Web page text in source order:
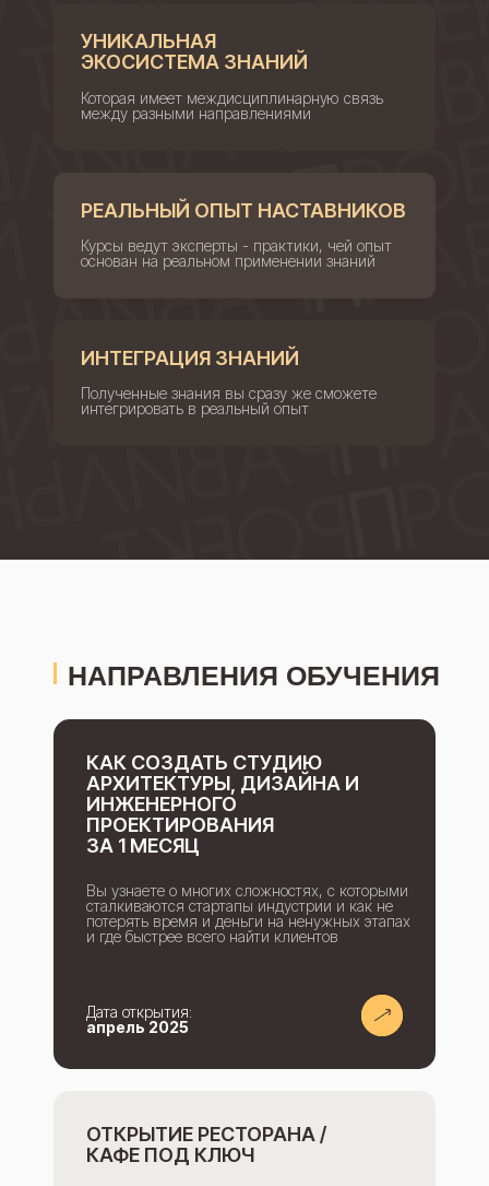
ИНТЕГРАЦИЯ ЗНАНИЙ
Полученные знания вы сразу же сможете
интегрировать в реальный опыт
УНИКАЛЬНАЯ
ЭКОСИСТЕМА ЗНАНИЙ
Которая имеет междисциплинарную связь
между разными направлениями
РЕАЛЬНЫЙ ОПЫТ НАСТАВНИКОВ
Курсы ведут эксперты - практики, чей опыт
основан на реальном применении знаний
ОТКРЫТИЕ РЕСТОРАНА /
КАФЕ ПОД КЛЮЧ
.
Вы узнаете о многих сложностях, с которыми
сталкиваются стартапы индустрии и как не
потерять время и деньги на ненужных этапах
и где быстрее всего найти клиентов
Дата открытия:
апрель 2025
КАК СОЗДАТЬ СТУДИЮ
АРХИТЕКТУРЫ, ДИЗАЙНА И
ИНЖЕНЕРНОГО
ПРОЕКТИРОВАНИЯ
ЗА 1 МЕСЯЦ
НАПРАВЛЕНИЯ ОБУЧЕНИЯ